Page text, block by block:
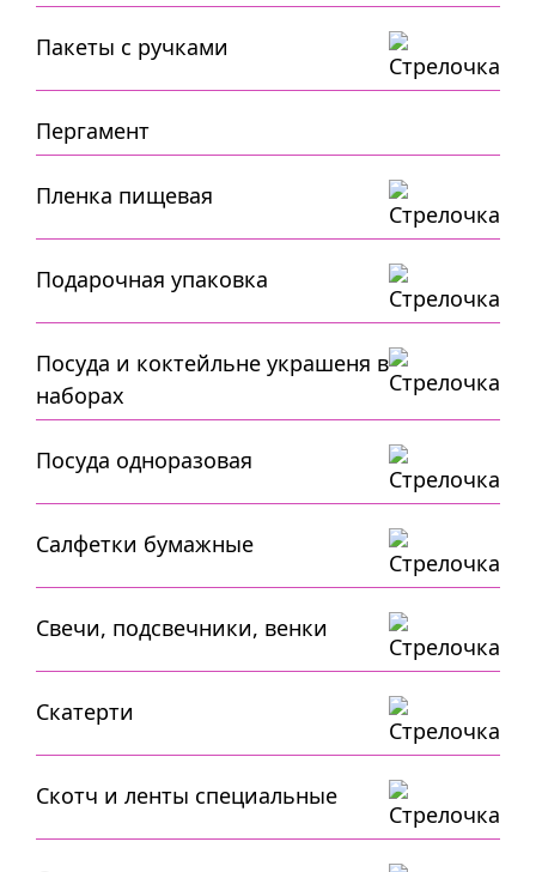
Пакеты с ручками
Пергамент
Пленка пищевая
Подарочная упаковка
Посуда и коктейльне украшеня в
наборах
Посуда одноразовая
Салфетки бумажные
Свечи, подсвечники, венки
Скатерти
Скотч и ленты специальные